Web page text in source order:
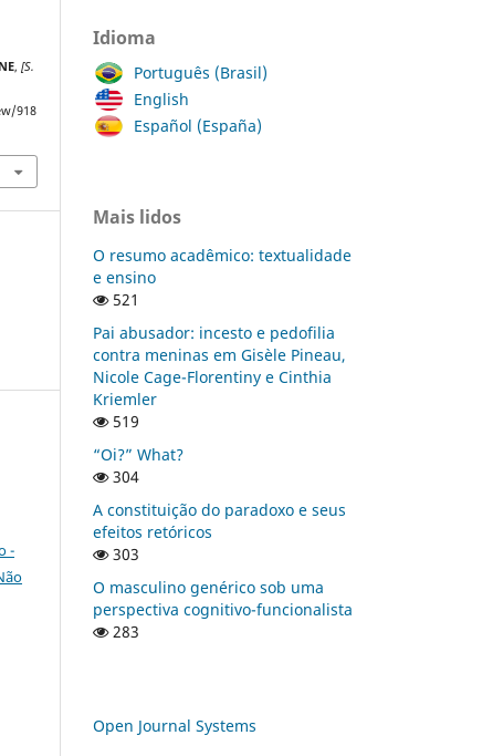
,[S.
918
-
Idioma
Português (Brasil)
English
Español (España)
Mais lidos
O resumo acadêmico: textualidade
e ensino
521
Pai abusador: incesto e pedofilia
contra meninas em Gisèle Pineau,
Nicole Cage-Florentiny e Cinthia
Kriemler
519
“Oi?” What?
304
A constituição do paradoxo e seus
efeitos retóricos
303
O masculino genérico sob uma
perspectiva cognitivo-funcionalista
283
Open Journal Systems